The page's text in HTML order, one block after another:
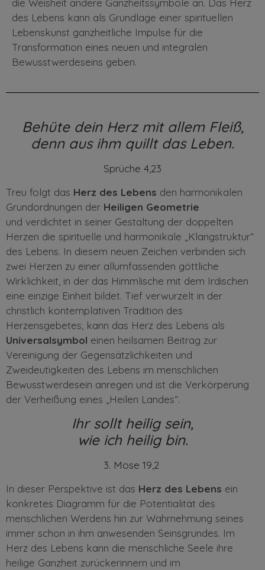
die Weisheit andere Ganzheitssymbole an. Das Herz
des Lebens kann als Grundlage einer spirituellen
Lebenskunst ganzheitliche Impulse für die
Transformation eines neuen und integralen
Bewusstwerdeseins geben.
Behüte dein Herz mit allem Fleiß,
denn aus ihm quillt das Leben.
Sprüche 4,23
Treu folgt das Herz des Lebens den harmonikalen
Grundordnungen der Heiligen Geometrie
und verdichtet in seiner Gestaltung der doppelten
Herzen die spirituelle und harmonikale „Klangstruktur“
des Lebens. In diesem neuen Zeichen verbinden sich
zwei Herzen zu einer allumfassenden göttliche
Wirklichkeit, in der das Himmlische mit dem Irdischen
eine einzige Einheit bildet. Tief verwurzelt in der
christlich kontemplativen Tradition des
Herzensgebetes, kann das Herz des Lebens als
Universalsymbol einen heilsamen Beitrag zur
Vereinigung der Gegensätzlichkeiten und
Zweideutigkeiten des Lebens im menschlichen
Bewusstwerdesein anregen und ist die Verkörperung
der Verheißung eines „Heilen Landes“.
Ihr sollt heilig sein,
wie ich heilig bin.
3. Mose 19,2
In dieser Perspektive ist das Herz des Lebens ein
konkretes Diagramm für die Potentialität des
menschlichen Werdens hin zur Wahrnehmung seines
immer schon in ihm anwesenden Seinsgrundes. Im
Herz des Lebens kann die menschliche Seele ihre
heilige Ganzheit zurückerinnern und im